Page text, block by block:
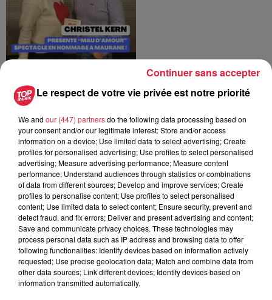
Rencontre avec le Dj
Myke Drop !
Top Family
Journée européenne de
la sensibilisation au
HPV Infection par le...
Top Family
Le respect de votre vie privée est notre priorité
We and our (447) partnersdo the following data processing based on
your consent and/or our legitimate interest: Store and/or access
information on a device; Use limited data to select advertising; Create
profiles for personalised advertising; Use profiles to select personalised
advertising; Measure advertising performance; Measure content
performance; Understand audiences through statistics or combinations
of data from different sources; Develop and improve services; Create
profiles to personalise content; Use profiles to select personalised
content; Use limited data to select content; Ensure security, prevent and
detect fraud, and fix errors; Deliver and present advertising and content;
Save and communicate privacy choices. These technologies may
process personal data such as IP address and browsing data to offer
following functionalities: Identify devices based on information actively
requested; Use precise geolocation data; Match and combine data from
other data sources; Link different devices; Identify devices based on
information transmitted automatically.
Continuer sans accepter